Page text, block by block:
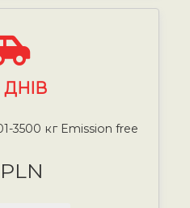
ДНІВ
3500 кг Emission free